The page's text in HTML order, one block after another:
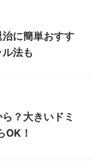
に簡単おすす
法も
？大きいドミ
OK！